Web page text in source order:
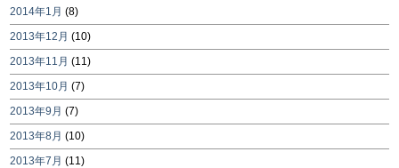
2014年1月 (8)
2013年12月 (10)
2013年11月 (11)
2013年10月 (7)
2013年9月 (7)
2013年8月 (10)
2013年7月 (11)